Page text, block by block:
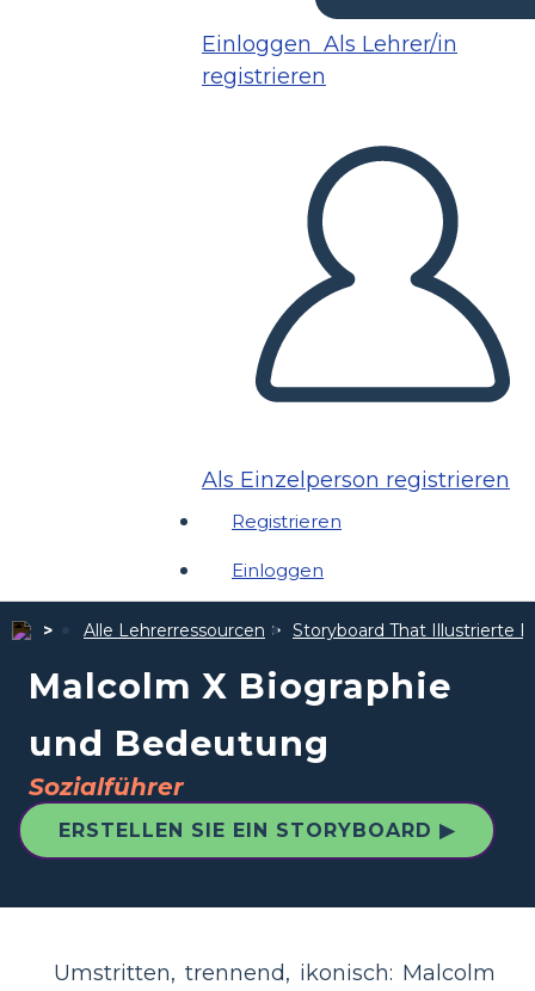
Einloggen Als Lehrer/in
registrieren
Als Einzelperson registrieren
Registrieren
Einloggen
Alle Lehrerressourcen Storyboard That Illustrierte
Malcolm X Biographie
und Bedeutung
Sozialführer
ERSTELLEN SIE EIN STORYBOARD ▶
Umstritten, trennend, ikonisch: Malcolm